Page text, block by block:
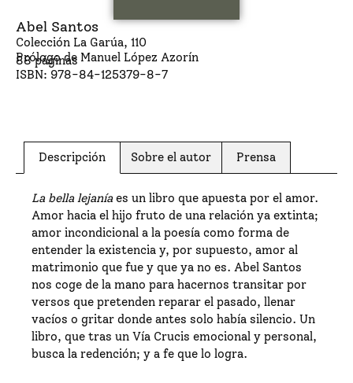
Abel Santos
Colección La Garúa, 110
Prólogo de Manuel López Azorín
88páginas
ISBN: 978-84-125379-8-7
Descripción Sobre el autor Prensa
La bella lejaníaes un libro que apuesta por el amor.
Amor hacia el hijo fruto de una relación ya extinta;
amor incondicional a la poesía como forma de
entender la existencia y, por supuesto, amor al
matrimonio que fue y que ya no es. Abel Santos
nos coge de la mano para hacernos transitar por
versos que pretenden reparar el pasado, llenar
vacíos o gritar donde antes solo había silencio. Un
libro, que tras un Vía Crucis emocional y personal,
busca la redención; y a fe que lo logra.